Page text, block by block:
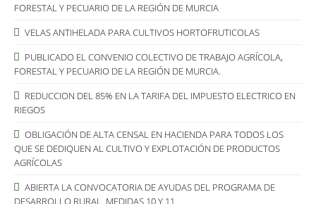
FORESTAL Y PECUARIO DE LA REGIÓN DE MURCIA
VELAS ANTIHELADA PARA CULTIVOS HORTOFRUTICOLAS
PUBLICADO EL CONVENIO COLECTIVO DE TRABAJO AGRÍCOLA,
FORESTAL Y PECUARIO DE LA REGIÓN DE MURCIA.
REDUCCION DEL 85% EN LA TARIFA DEL IMPUESTO ELECTRICO EN
RIEGOS
OBLIGACIÓN DE ALTA CENSAL EN HACIENDA PARA TODOS LOS
QUE SE DEDIQUEN AL CULTIVO Y EXPLOTACIÓN DE PRODUCTOS
AGRÍCOLAS
ABIERTA LA CONVOCATORIA DE AYUDAS DEL PROGRAMA DE
DESARROLLO RURAL. MEDIDAS 10 Y 11